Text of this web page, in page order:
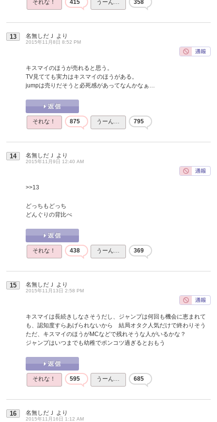
それな！ 415 うーん… 358
13 名無しだＪ より
2015年11月8日 8:52 PM
キスマイのほうが売れると思う。
TV見てても実力はキスマイのほうがある。
jumpは売りだそうと必死感があってなんかなぁ…
それな！ 875 うーん… 795
14 名無しだＪ より
2015年11月9日 12:40 AM
>>13
どっちもどっち
どんぐりの背比べ
それな！ 438 うーん… 369
15 名無しだＪ より
2015年11月13日 2:58 PM
キスマイは長続きしなさそうだし、ジャンプは何回も機会に恵まれて
も、認知度すらあげられないから 結局オタク人気だけで終わりそう
ただ、キスマイのほうがMCなどで残れそうな人がいるかな？
ジャンプはいつまでも幼稚でポンコツ過ぎるとおもう
それな！ 595 うーん… 685
16 名無しだＪ より
2015年11月16日 1:12 AM